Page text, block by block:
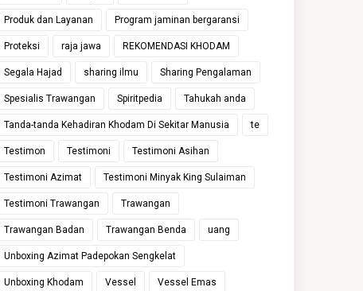
Produk dan Layanan Program jaminan bergaransi
Proteksi raja jawa REKOMENDASI KHODAM
Segala Hajad sharing ilmu Sharing Pengalaman
Spesialis Trawangan Spiritpedia Tahukah anda
Tanda-tanda Kehadiran Khodam Di Sekitar Manusia te
Testimon Testimoni Testimoni Asihan
Testimoni Azimat Testimoni Minyak King Sulaiman
Testimoni Trawangan Trawangan
Trawangan Badan Trawangan Benda uang
Unboxing Azimat Padepokan Sengkelat
Unboxing Khodam Vessel Vessel Emas